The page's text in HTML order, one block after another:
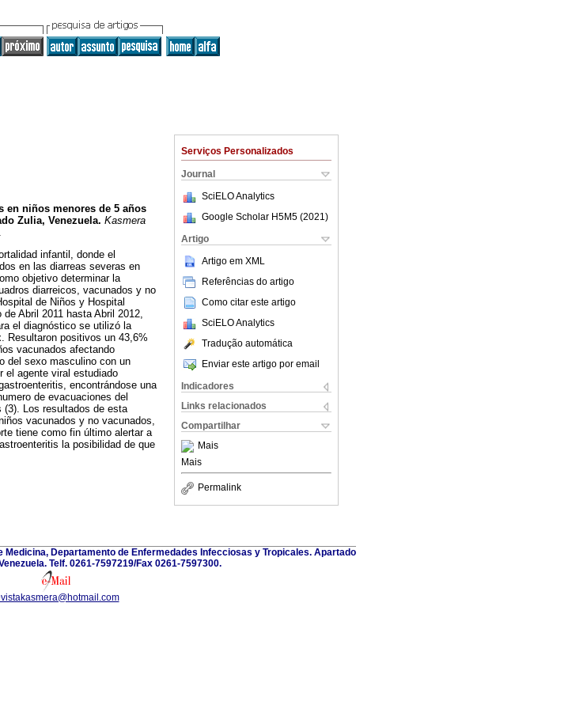
Serviços Personalizados
Journal
SciELO Analytics
Google Scholar H5M5 (2021 )
Artigo
Artigo em XML
Referências do artigo
Como citar este artigo
SciELO Analytics
Tradução automática
Enviar este artigo por email
Indicadores
Links relacionados
Compartilhar
Mais
Mais
Permalink
niños menores de 5 años
Zulia, Venezuela. Kasmera
infantil, donde el
en las diarreas severas en
objetivo determinar la
diarreicos, vacunados y no
de Niños y Hospital
Abril 2011 hasta Abril 2012,
el diagnóstico se utilizó la
Resultaron positivos un 43,6%
vacunados afectando
del sexo masculino con un
el agente viral estudiado
encontrándose una
de evacuaciones del
Los resultados de esta
vacunados y no vacunados,
tiene como fin último alertar a
la posibilidad de que
Medicina, Departamento de Enfermedades Infecciosas y Tropicales. Apartado
Telf. 0261-7597219/Fax 0261-7597300.